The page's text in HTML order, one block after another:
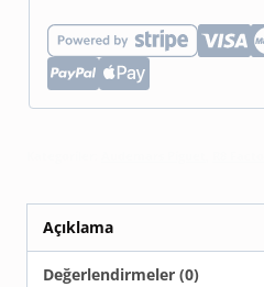
adet
Açıklama
Değerlendirmeler (0)